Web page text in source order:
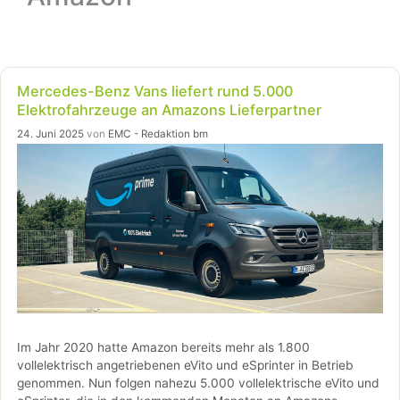
Mercedes-Benz Vans liefert rund 5.000
Elektrofahrzeuge an Amazons Lieferpartner
24. Juni 2025 von EMC - Redaktion bm
Im Jahr 2020 hatte Amazon bereits mehr als 1.800
vollelektrisch angetriebenen eVito und eSprinter in Betrieb
genommen. Nun folgen nahezu 5.000 vollelektrische eVito und